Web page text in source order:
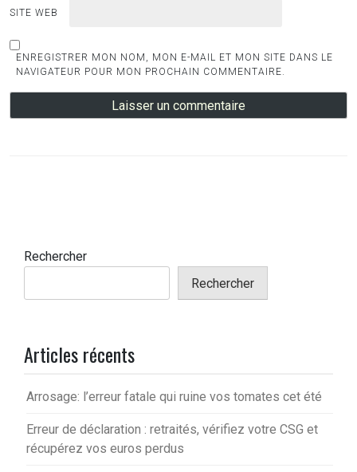
SITE WEB
ENREGISTRER MON NOM, MON E-MAIL ET MON SITE DANS LE
NAVIGATEUR POUR MON PROCHAIN COMMENTAIRE.
Rechercher
Rechercher
Articles récents
Arrosage: l’erreur fatale qui ruine vos tomates cet été
Erreur de déclaration : retraités, vérifiez votre CSG et
récupérez vos euros perdus